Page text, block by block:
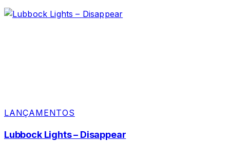
LANÇAMENTOS
Lubbock Lights – Disappear